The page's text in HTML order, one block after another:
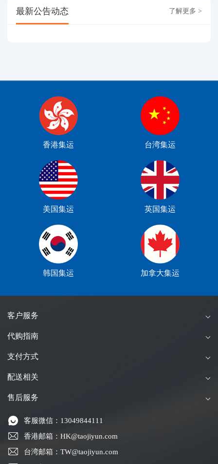
最新公告动态 了解更多 >
香港集运 台湾集运
美国集运 英国集运
韩国集运 加拿大集运
客户服务
代购指南
支付方式
配送相关
售后服务
客服微信：13049844111
香港邮箱：HK@taojiyun.com
台湾邮箱：TW@taojiyun.com